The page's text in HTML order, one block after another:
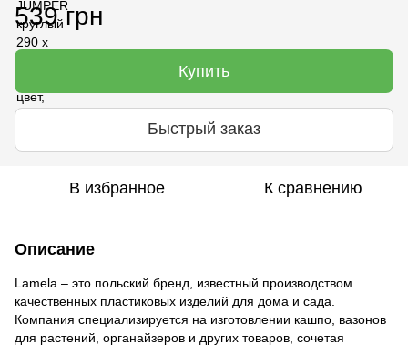
539 грн
Купить
Быстрый заказ
В избранное К сравнению
Описание
Lamela – это польский бренд, известный производством
качественных пластиковых изделий для дома и сада.
Компания специализируется на изготовлении кашпо, вазонов
для растений, органайзеров и других товаров, сочетая